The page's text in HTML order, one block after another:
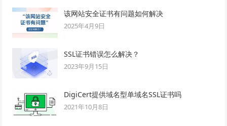
该网站安全证书有问题如何解决
2025年4月9日
SSL证书错误怎么解决？
2023年9月15日
DigiCert提供域名型单域名SSL证书吗
2021年10月8日